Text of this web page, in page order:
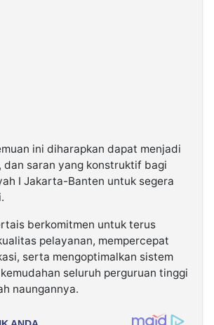
ini diharapkan dapat menjadi
dan saran yang konstruktif bagi
I Jakarta-Banten untuk segera
berkomitmen untuk terus
pelayanan, mempercepat
serta mengoptimalkan sistem
seluruh perguruan tinggi
naungannya.